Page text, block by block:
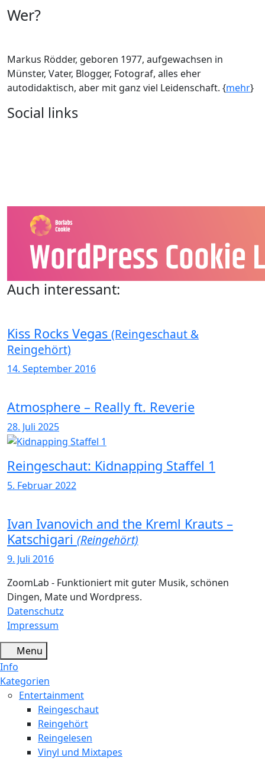
Wer?
Markus Rödder, geboren 1977, aufgewachsen in
Münster, Vater, Blogger, Fotograf, alles eher
autodidaktisch, aber mit ganz viel Leidenschaft. {mehr}
Social links
Auch interessant:
Kiss Rocks Vegas (Reingeschaut &
Reingehört)
14. September 2016
Atmosphere – Really ft. Reverie
28. Juli 2025
Reingeschaut: Kidnapping Staffel 1
5. Februar 2022
Ivan Ivanovich and the Kreml Krauts –
Katschigari (Reingehört)
9. Juli 2016
ZoomLab - Funktioniert mit guter Musik, schönen
Dingen, Mate und Wordpress.
Datenschutz
Impressum
Menu
Info
Kategorien
Entertainment
Reingeschaut
Reingehört
Reingelesen
Vinyl und Mixtapes